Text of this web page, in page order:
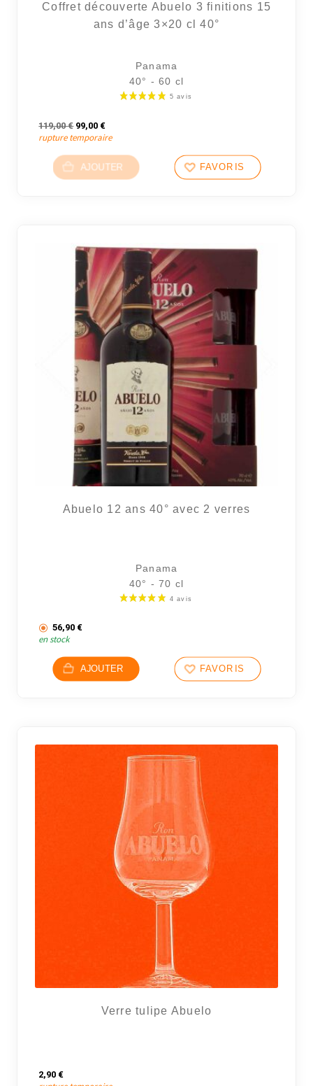
Coffret découverte Abuelo 3 finitions 15
ans d’âge 3×20 cl 40°
Panama
40° - 60 cl
119,00€ Le prix initial était : 119,00 €.
99,00 €Le prix actuel est : 99,00 €.
rupture temporaire
AJOUTER FAVORIS
Abuelo 12 ans 40° avec 2 verres
Panama
40° - 70 cl
56,90 €
en stock
AJOUTER FAVORIS
Verre tulipe Abuelo
2,90 €